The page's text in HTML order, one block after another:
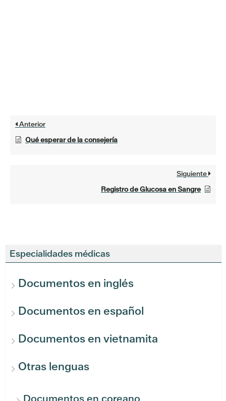
Especialidades médicas
Documentos en inglés
Documentos en español
Documentos en vietnamita
Otras lenguas
Anterior
Qué esperar de la consejería
Siguiente
Registro de Glucosa en Sangre